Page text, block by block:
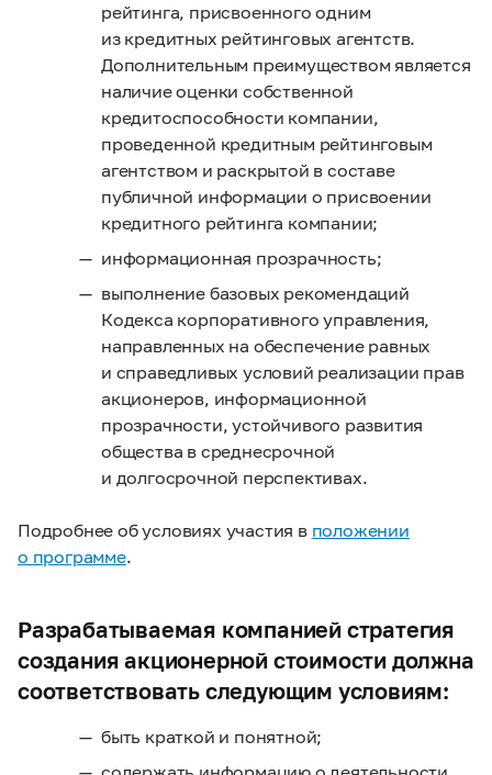
рейтинга, присвоенного одним
из кредитных рейтинговых агентств.
Дополнительным преимуществом является
наличие оценки собственной
кредитоспособности компании,
проведенной кредитным рейтинговым
агентством и раскрытой в составе
публичной информации о присвоении
кредитного рейтинга компании;
информационная прозрачность;
выполнение базовых рекомендаций
Кодекса корпоративного управления,
направленных на обеспечение равных
и справедливых условий реализации прав
акционеров, информационной
прозрачности, устойчивого развития
общества в среднесрочной
и долгосрочной перспективах.
Подробнее об условиях участия в положении
о программе.
Разрабатываемая компанией стратегия
создания акционерной стоимости должна
соответствовать следующим условиям:
быть краткой и понятной;